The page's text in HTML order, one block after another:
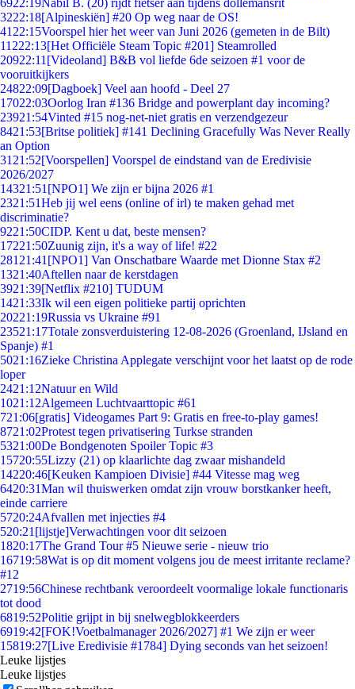
6922:19Nabil B. (20) rijdt fietser aan tijdens dollemansrit
3222:18[Alpineskiën] #20 Op weg naar de OS!
41 22:15Voorspel hier het weer van Juni 2026 (gemeten in de Bilt)
11222:13[Het Officiële Steam Topic #201] Steamrolled
20922:11 [Videoland] B&B vol liefde 6de seizoen #1 voor de
vooruitkijkers
24822:09[Dagboek] Veel aan hoofd - Deel 27
17022:03Oorlog Iran #136 Bridge and powerplant day incoming?
23921:54Vinted #15 nog-net-niet gratis en verzendgezeur
8421:53[Britse politiek] #141 Declining Gracefully Was Never Really
an Option
31 21:52[Voorspellen] Voorspel de eindstand van de Eredivisie
2026/2027
14321:51 [NPO1] We zijn er bijna 2026 #1
2321:51Heb jij wel eens (online of irl) te maken gehad met
discriminatie?
9221:50CIDP. Kent u dat, beste mensen?
17221:50Zuunig zijn, it's a way of life! #22
281 21:41 [NPO1] Van Onschatbare Waarde met Dionne Stax #2
1321:40Aftellen naar de kerstdagen
3921:39[Netflix #210] TUDUM
1421:33Ik wil een eigen politieke partij oprichten
20221:19Russia vs Ukraine #91
23521:17Totale zonsverduistering 12-08-2026 (Groenland, IJsland en
Spanje) #1
5021:16Zieke Christina Applegate verschijnt voor het laatst op de rode
loper
2421:12Natuur en Wild
1021:12Algemeen Luchtvaarttopic #61
721:06[gratis] Videogames Part 9: Gratis en free-to-play games!
8721:02Protest tegen privatisering Turkse stranden
5321:00De Bondgenoten Spoiler Topic #3
15720:55Lizzy (21) op klaarlichte dag zwaar mishandeld
14220:46[Keuken Kampioen Divisie] #44 Vitesse mag weg
6420:31Man wil thuiswerken omdat zijn vrouw borstkanker heeft,
einde carriere
5720:24Afvallen met injecties #4
520:21 [lijstje]Verwachtingen voor dit seizoen
1820:17The Grand Tour #5 Nieuwe serie - nieuw trio
16719:58Wat is op dit moment volgens jou de meest irritante reclame?
#12
2719:56Chinese rechtbank veroordeelt voormalige lokale functionaris
tot dood
6819:52Politie grijpt in bij snelwegblokkeerders
6919:42[FOK!Voetbalmanager 2026/2027] #1 We zijn er weer
15819:27[Live Eredivisie #1784] Dying seconds van het seizoen!
Leuke lijstjes
Leuke lijstjes